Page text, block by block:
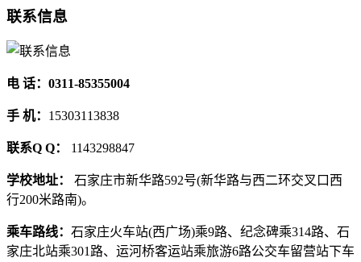
联系信息
电 话：0311-85355004
手 机： 15303113838
联系Q Q： 1143298847
学校地址： 石家庄市新华路592号(新华路与西二环交叉口西
行200米路南)。
乘车路线： 石家庄火车站(西广场)乘9路、纪念碑乘314路、石
家庄北站乘301路、运河桥客运站乘旅游6路公交车留营站下车